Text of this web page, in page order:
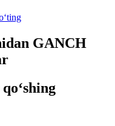
GANCH